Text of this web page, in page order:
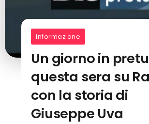
Informazione
Un giorno in
questa sera su
con la storia di
Giuseppe Uva